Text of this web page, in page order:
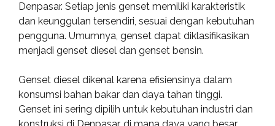
Denpasar. Setiap jenis genset memiliki karakteristik
dan keunggulan tersendiri, sesuai dengan kebutuhan
pengguna. Umumnya, genset dapat diklasifikasikan
menjadi genset diesel dan genset bensin.
Genset diesel dikenal karena efisiensinya dalam
konsumsi bahan bakar dan daya tahan tinggi.
Genset ini sering dipilih untuk kebutuhan industri dan